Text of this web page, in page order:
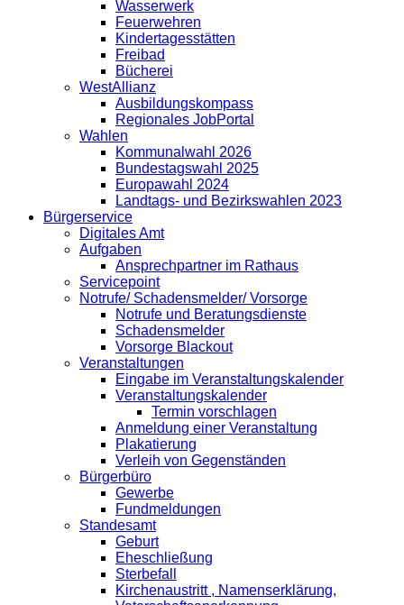
Wasserwerk
Feuerwehren
Kindertagesstätten
Freibad
Bücherei
WestAllianz
Ausbildungskompass
Regionales JobPortal
Wahlen
Kommunalwahl 2026
Bundestagswahl 2025
Europawahl 2024
Landtags- und Bezirkswahlen 2023
Bürgerservice
Digitales Amt
Aufgaben
Ansprechpartner im Rathaus
Servicepoint
Notrufe/ Schadensmelder/ Vorsorge
Notrufe und Beratungsdienste
Schadensmelder
Vorsorge Blackout
Veranstaltungen
Eingabe im Veranstaltungskalender
Veranstaltungskalender
Termin vorschlagen
Anmeldung einer Veranstaltung
Plakatierung
Verleih von Gegenständen
Bürgerbüro
Gewerbe
Fundmeldungen
Standesamt
Geburt
Eheschließung
Sterbefall
Kirchenaustritt , Namenserklärung,